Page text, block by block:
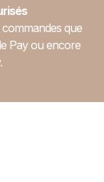
que
Pay ou encore